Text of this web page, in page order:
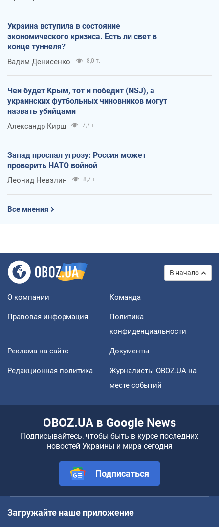
Украина вступила в состояние
экономического кризиса. Есть ли свет в
конце туннеля?
Вадим Денисенко 8,0 т.
Чей будет Крым, тот и победит (NSJ), а
украинских футбольных чиновников могут
назвать убийцами
Александр Кирш 7,7 т.
Запад проспал угрозу: Россия может
проверить НАТО войной
Леонид Невзлин 8,7 т.
Все мнения
В начало
О компании Команда
Правовая информация
Политика
конфиденциальности
Реклама на сайте Документы
Редакционная политика
Журналисты OBOZ.UA на
месте событий
OBOZ.UA в Google News
Подписывайтесь, чтобы быть в курсе последних
новостей Украины и мира сегодня
Подписаться
Загружайте наше приложение